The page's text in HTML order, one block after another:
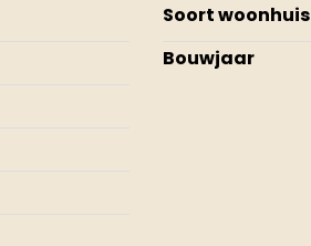
Soort woonhuis
Bouwjaar